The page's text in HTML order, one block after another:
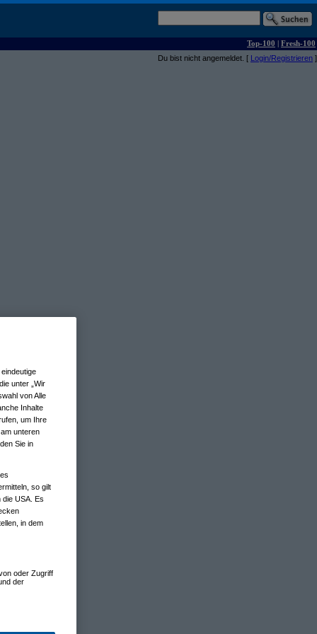
Top-100 | Fresh-100
Du bist nicht angemeldet. [ Login/Registrieren ]
unter „Wir
von Alle
Inhalte
um Ihre
unteren
Sie in
so gilt
die USA. Es
in dem
oder Zugriff
der